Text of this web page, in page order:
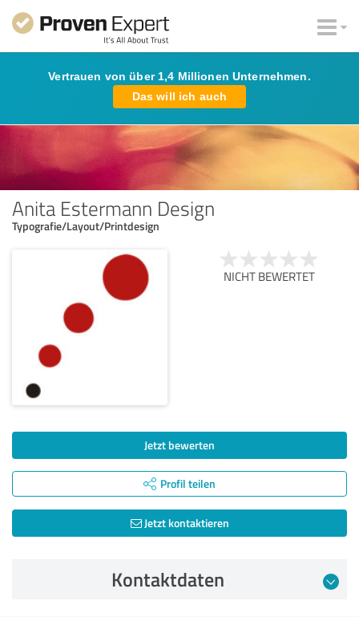
Vertrauen von über 1,4 Millionen Unternehmen.
Das will ich auch
Anita Estermann Design
Typografie/Layout/Printdesign
NICHT BEWERTET
Jetzt bewerten
Profil teilen
Jetzt kontaktieren
Kontaktdaten